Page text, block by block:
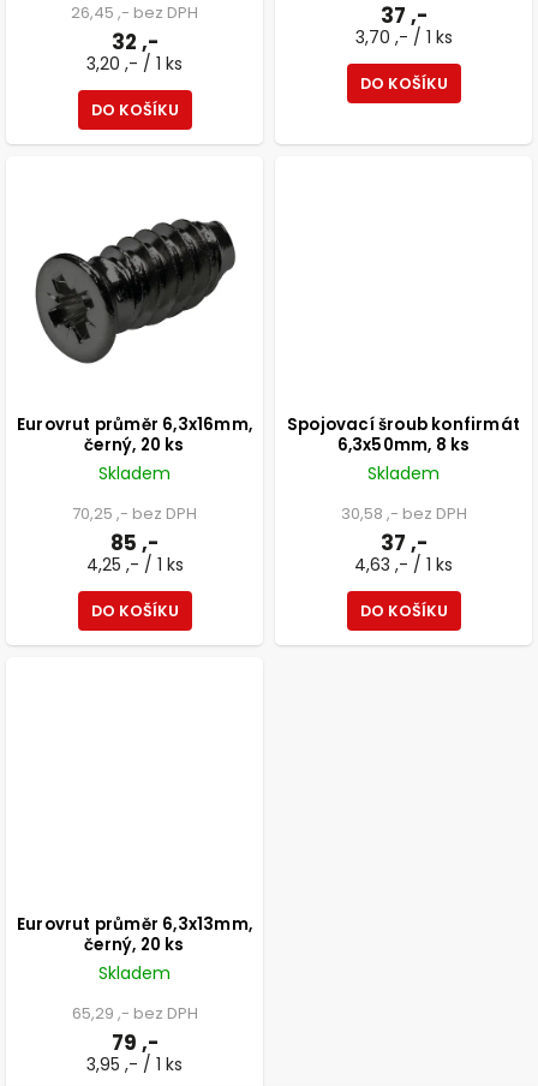
26,45 ,- bez DPH
32 ,-
3,20 ,- / 1 ks
DO KOŠÍKU
37 ,-
3,70 ,- / 1 ks
DO KOŠÍKU
Eurovrut průměr 6,3x16mm,
černý, 20 ks
Skladem
70,25 ,- bez DPH
85 ,-
4,25 ,- / 1 ks
DO KOŠÍKU
Spojovací šroub konfirmát
6,3x50mm, 8 ks
Skladem
30,58 ,- bez DPH
37 ,-
4,63 ,- / 1 ks
DO KOŠÍKU
Eurovrut průměr 6,3x13mm,
černý, 20 ks
Skladem
65,29 ,- bez DPH
79 ,-
3,95 ,- / 1 ks